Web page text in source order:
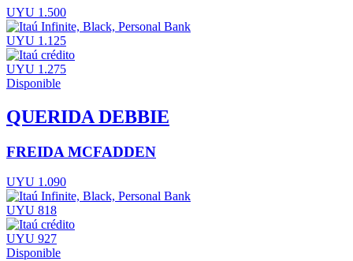
UYU 1.500
UYU 1.125
UYU 1.275
Disponible
QUERIDA DEBBIE
FREIDA MCFADDEN
UYU 1.090
UYU 818
UYU 927
Disponible